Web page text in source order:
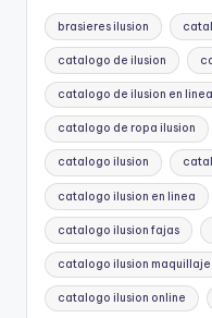
brasieres ilusion
catalogo de ilusion
catalogo de ilusion en linea
catalogo de ropa ilusion
catalogo ilusion
catalogo ilusion en linea
catalogo ilusion fajas
catalogo ilusion maquillaje
catalogo ilusion online